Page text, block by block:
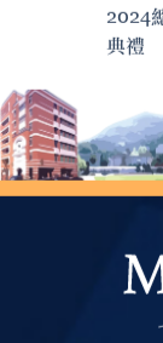
2024
典禮